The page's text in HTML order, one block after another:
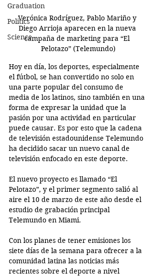
Graduation
Politics
Science
Verónica Rodríguez, Pablo Mariño y
Diego Arrioja aparecen en la nueva
campaña de marketing para “El
Pelotazo” (Telemundo)
Hoy en día, los deportes, especialmente
el fútbol, se han convertido no solo en
una parte popular del consumo de
media de los latinos, sino también en una
forma de expresar la unidad que la
pasión por una actividad en particular
puede causar. Es por esto que la cadena
de televisión estadounidense Telemundo
ha decidido sacar un nuevo canal de
televisión enfocado en este deporte.
El nuevo proyecto es llamado “El
Pelotazo”, y el primer segmento salió al
aire el 10 de marzo de este año desde el
estudio de grabación principal
Telemundo en Miami.
Con los planes de tener emisiones los
siete días de la semana para ofrecer a la
comunidad latina las noticias más
recientes sobre el deporte a nivel